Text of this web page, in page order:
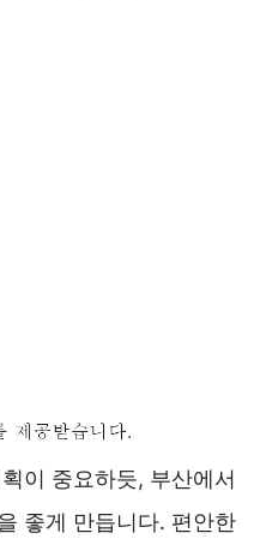
이 중요하듯, 부산에서
좋게 만듭니다. 편안한